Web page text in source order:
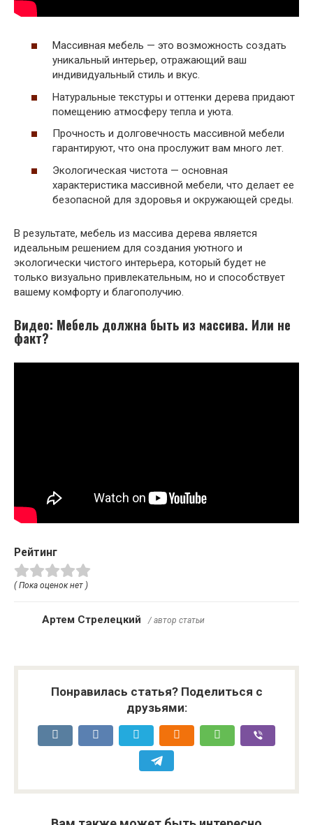
Массивная мебель — это возможность создать
уникальный интерьер, отражающий ваш
индивидуальный стиль и вкус.
Натуральные текстуры и оттенки дерева придают
помещению атмосферу тепла и уюта.
Прочность и долговечность массивной мебели
гарантируют, что она прослужит вам много лет.
Экологическая чистота — основная
характеристика массивной мебели, что делает ее
безопасной для здоровья и окружающей среды.
В результате, мебель из массива дерева является
идеальным решением для создания уютного и
экологически чистого интерьера, который будет не
только визуально привлекательным, но и способствует
вашему комфорту и благополучию.
Видео: Мебель должна быть из массива. Или не
факт?
Рейтинг
( Пока оценок нет )
Артем Стрелецкий / автор статьи
Понравилась статья? Поделиться с
друзьями: